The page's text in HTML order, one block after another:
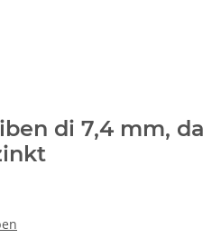
di 7,4 mm, da